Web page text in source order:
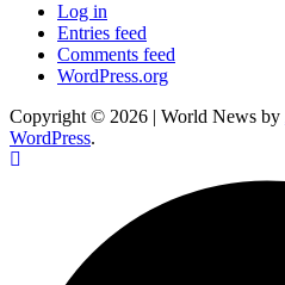
Log in
Entries feed
Comments feed
WordPress.org
Copyright © 2026 | World News by
WordPress.